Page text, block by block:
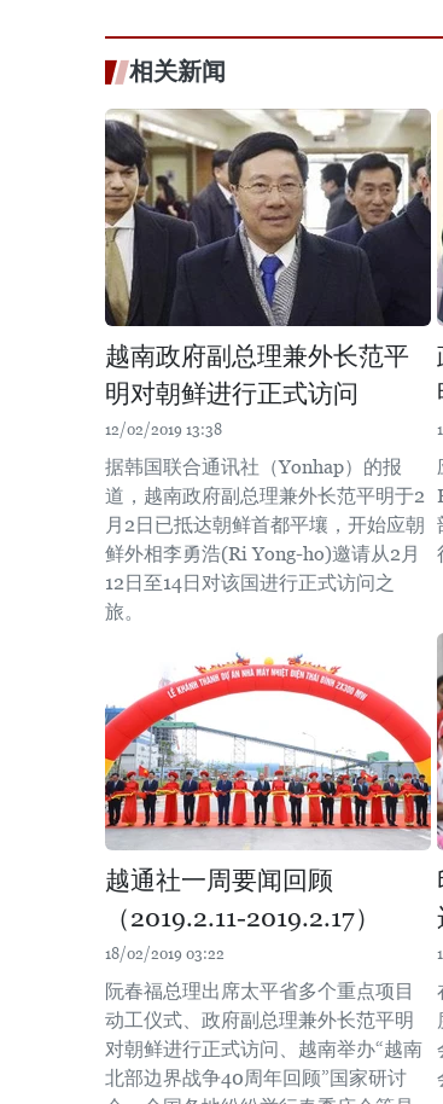
相关新闻
越南政府副总理兼外长范平
明对朝鲜进行正式访问
12/02/2019 13:38
据韩国联合通讯社（Yonhap）的报
道，越南政府副总理兼外长范平明于2
月2日已抵达朝鲜首都平壤，开始应朝
鲜外相李勇浩(Ri Yong-ho)邀请从2月
12日至14日对该国进行正式访问之
旅。
越通社一周要闻回顾
（2019.2.11-2019.2.17）
18/02/2019 03:22
阮春福总理出席太平省多个重点项目
动工仪式、政府副总理兼外长范平明
对朝鲜进行正式访问、越南举办“越南
北部边界战争40周年回顾”国家研讨